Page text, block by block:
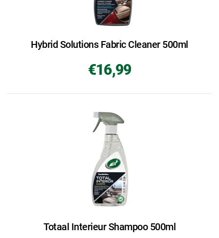
Hybrid Solutions Fabric Cleaner 500ml
€16,99
Totaal Interieur Shampoo 500ml